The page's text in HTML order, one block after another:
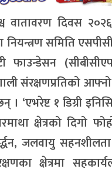
वातावरण दिवस
नियन्त्रण समिति
फाउन्डेसन
संरक्षणप्रतिको
। ‘एभरेष्ट १ डिग्री
क्षेत्रको दिगो
जलवायु
क्षेत्रमा